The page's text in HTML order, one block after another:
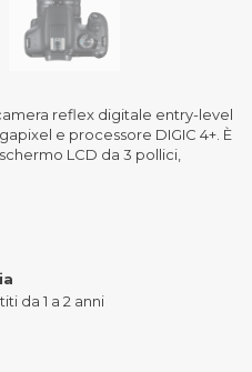
reflex digitale entry-level
e processore DIGIC 4+. È
LCD da 3 pollici,
da 1 a 2 anni